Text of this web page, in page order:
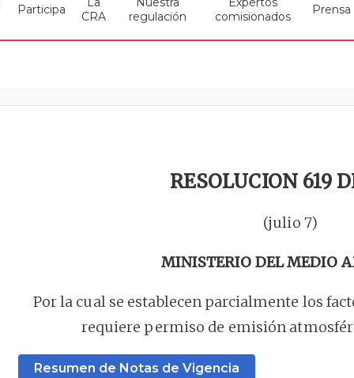
Participa
CRA
regulación
comisionados
Prensa
RESOLUCION 619
(julio 7)
MINISTERIO DEL MEDIO
Por la cual se establecen parcialmente los
requiere permiso de emisión
Resumen de Notas de Vigencia